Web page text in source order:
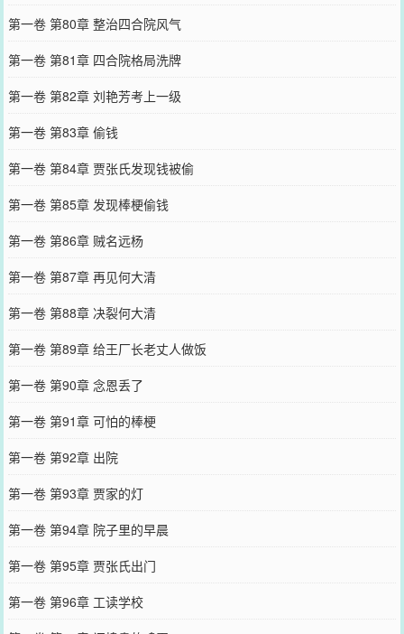
第一卷 第80章 整治四合院风气
第一卷 第81章 四合院格局洗牌
第一卷 第82章 刘艳芳考上一级
第一卷 第83章 偷钱
第一卷 第84章 贾张氏发现钱被偷
第一卷 第85章 发现棒梗偷钱
第一卷 第86章 贼名远杨
第一卷 第87章 再见何大清
第一卷 第88章 决裂何大清
第一卷 第89章 给王厂长老丈人做饭
第一卷 第90章 念恩丢了
第一卷 第91章 可怕的棒梗
第一卷 第92章 出院
第一卷 第93章 贾家的灯
第一卷 第94章 院子里的早晨
第一卷 第95章 贾张氏出门
第一卷 第96章 工读学校